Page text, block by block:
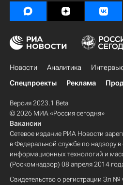
Новости Аналитика
Спецпроекты
Реклама
Версия 2023.1 Beta
© 2026 МИА «Россия сегодня»
Вакансии
Сетевое издание РИА Новости
в Федеральной службе по надзору в
информационных технологий и
(Роскомнадзор) 08 апреля 2014
Свидетельство о регистрации Эл